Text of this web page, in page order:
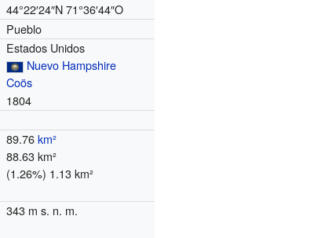
44°22′24″N 71°36′44″O
Pueblo
Estados Unidos
Nuevo Hampshire
Coös
1804
89.76km²
88.63 km²
(1.26%) 1.13 km²
343 m s. n. m.